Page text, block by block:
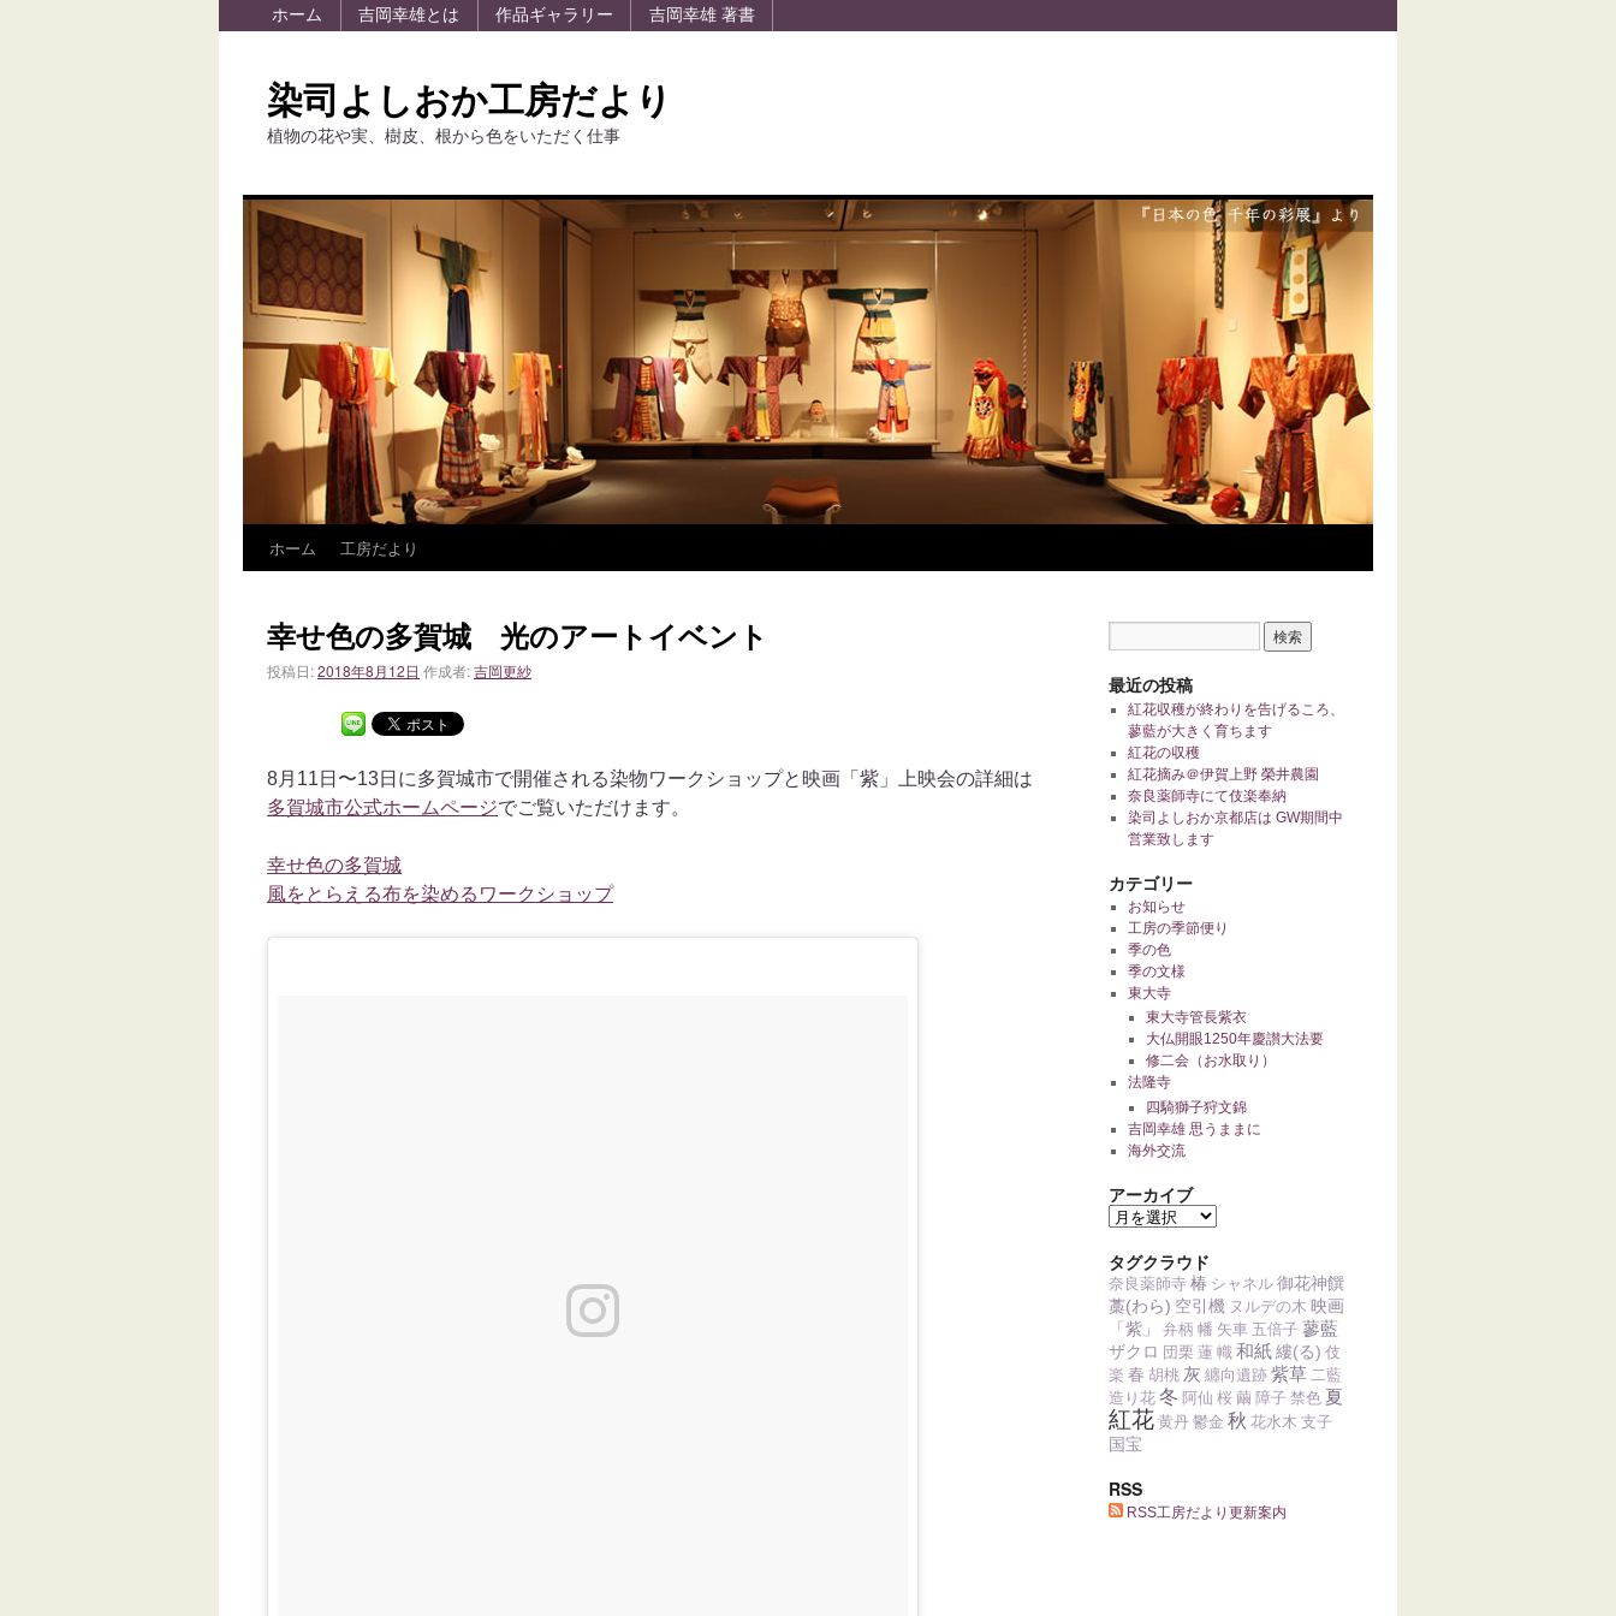
ホーム 吉岡幸雄とは 作品ギャラリー 吉岡幸雄 著書
染司よしおか工房だより
植物の花や実、樹皮、根から色をいただく仕事
ホーム 工房だより
幸せ色の多賀城 光のアートイベント
投稿日:2018年8月12日 作成者:吉岡更紗
8月11日〜13日に多賀城市で開催される染物ワークショップと映画「紫」上映会の詳細は
多賀城市公式ホームページでご覧いただけます。
幸せ色の多賀城
風をとらえる布を染めるワークショップ
最近の投稿
紅花収穫が終わりを告げるころ、
蓼藍が大きく育ちます
紅花の収穫
紅花摘み＠伊賀上野 榮井農園
奈良薬師寺にて伎楽奉納
染司よしおか京都店は GW期間中
営業致します
カテゴリー
お知らせ
工房の季節便り
季の色
季の文様
東大寺
東大寺管長紫衣
大仏開眼1250年慶讃大法要
修二会（お水取り）
法隆寺
四騎獅子狩文錦
吉岡幸雄 思うままに
海外交流
アーカイブ
タグクラウド
奈良薬師寺 椿 シャネル 御花神饌
藁(わら) 空引機 ヌルデの木 映画
「紫」
弁柄 幡 矢車 五倍子 蓼藍
ザクロ 団栗 蓮 幟 和紙縷(る) 伎
楽 春 胡桃 灰 纏向遺跡 紫草 二藍
造り花 冬 阿仙 桜 繭 障子 禁色 夏
紅花 黄丹 鬱金 秋 花水木 支子
国宝
RSS
RSS工房だより更新案内